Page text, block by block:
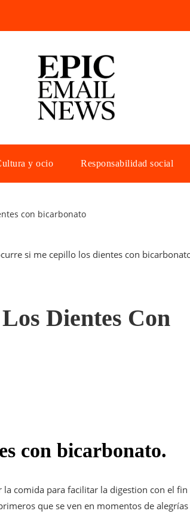
y ocio Responsabilidad social
con bicarbonato
Dientes Con
con bicarbonato.
comida para facilitar la digestion con el fin
que se ven en momentos de alegrías